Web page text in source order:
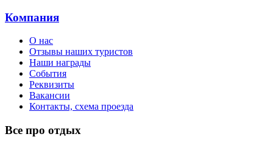
Компания
О нас
Отзывы наших туристов
Наши награды
События
Реквизиты
Вакансии
Контакты, схема проезда
Все про отдых